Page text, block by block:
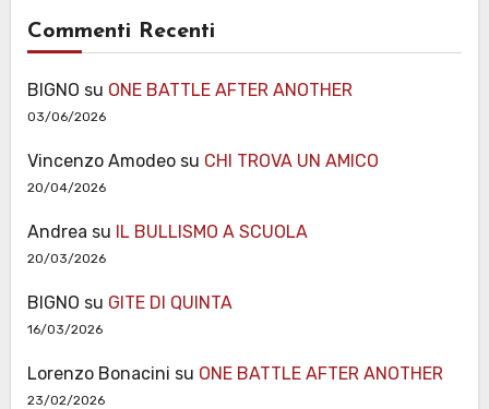
Commenti Recenti
BIGNO su ONE BATTLE AFTER ANOTHER
03/06/2026
Vincenzo Amodeosu CHI TROVA UN AMICO
20/04/2026
Andrea su IL BULLISMO A SCUOLA
20/03/2026
BIGNO su GITE DI QUINTA
16/03/2026
Lorenzo Bonacini su ONE BATTLE AFTER ANOTHER
23/02/2026